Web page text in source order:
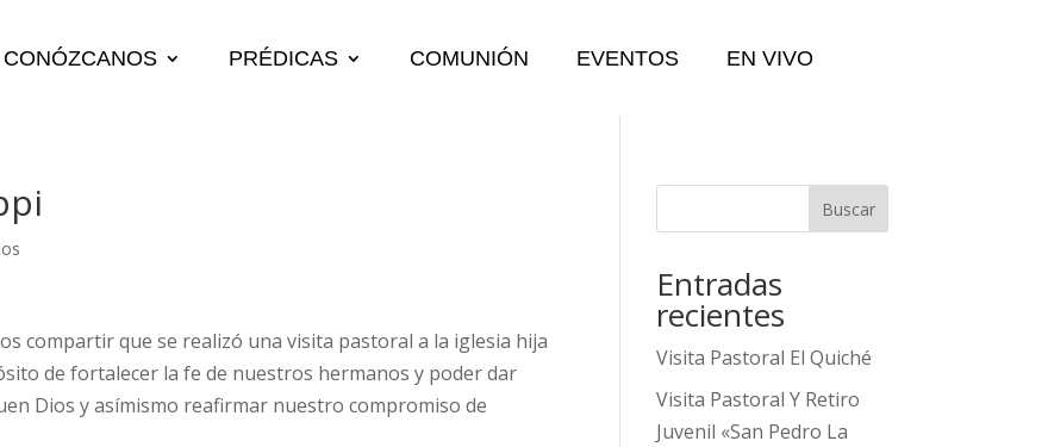
CONÓZCANOS PRÉDICAS COMUNIÓN EVENTOS EN VIVO
compartir que se realizó una visita pastoral a la iglesia hija
de fortalecer la fe de nuestros hermanos y poder dar
Dios y asímismo reafirmar nuestro compromiso de
Buscar
Entradas
recientes
Visita Pastoral El Quiché
Visita Pastoral Y Retiro
Juvenil «San Pedro La